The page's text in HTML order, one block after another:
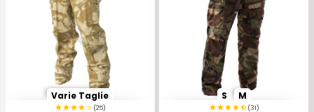
(25)
Varie Taglie
(31)
S M